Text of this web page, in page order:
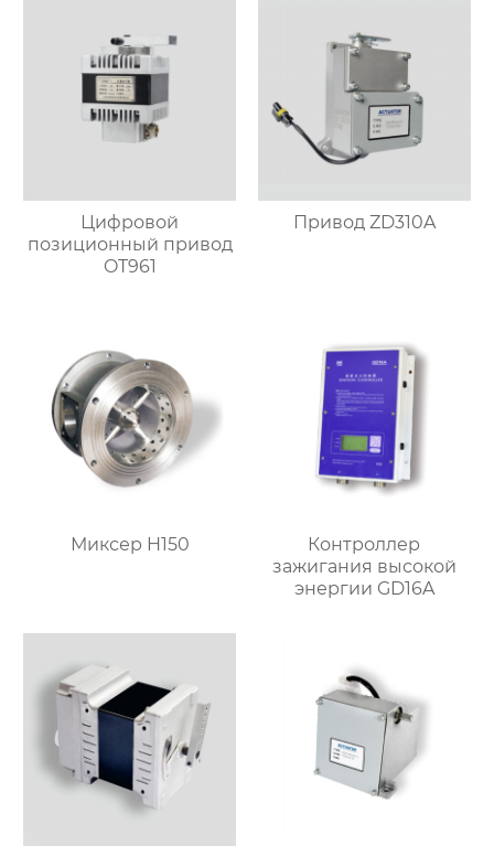
Цифровой
позиционный привод
OT961
Привод ZD310A
Миксер H150
Контроллер
зажигания высокой
энергии GD16A